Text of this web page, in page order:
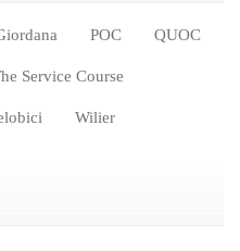
POC QUOC
Service Course
Wilier